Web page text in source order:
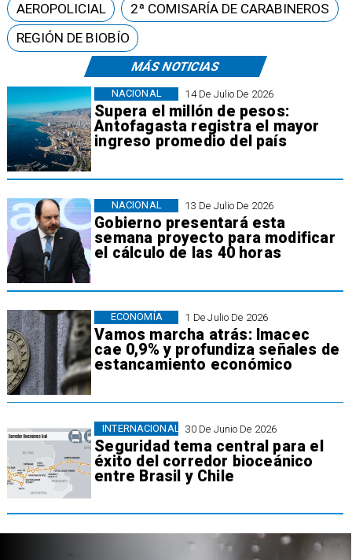
MÁS NOTICIAS
14 De Julio De 2026
Supera el millón de pesos:
Antofagasta registra el mayor
ingreso promedio del país
NACIONAL
13 De Julio De 2026
Gobierno presentará esta
semana proyecto para modificar
el cálculo de las 40 horas
NACIONAL
1 De Julio De 2026
Vamos marcha atrás: Imacec
cae 0,9% y profundiza señales de
estancamiento económico
ECONOMÍA
30 De Junio De 2026
Seguridad tema central para el
éxito del corredor bioceánico
entre Brasil y Chile
INTERNACIONAL
AEROPOLICIAL
2ª COMISARÍA DE CARABINEROS
REGIÓN DE BIOBÍO